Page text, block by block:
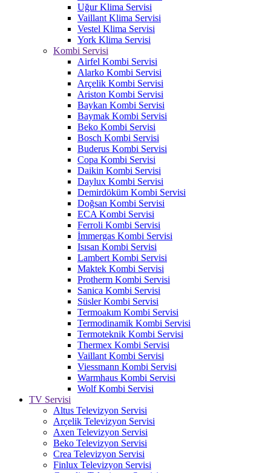
Uğur Klima Servisi
Vaillant Klima Servisi
Vestel Klima Servisi
York Klima Servisi
Kombi Servisi
Airfel Kombi Servisi
Alarko Kombi Servisi
Arçelik Kombi Servisi
Ariston Kombi Servisi
Baykan Kombi Servisi
Baymak Kombi Servisi
Beko Kombi Servisi
Bosch Kombi Servisi
Buderus Kombi Servisi
Copa Kombi Servisi
Daikin Kombi Servisi
Daylux Kombi Servisi
Demirdöküm Kombi Servisi
Doğsan Kombi Servisi
ECA Kombi Servisi
Ferroli Kombi Servisi
İmmergas Kombi Servisi
Isısan Kombi Servisi
Lambert Kombi Servisi
Maktek Kombi Servisi
Protherm Kombi Servisi
Sanica Kombi Servisi
Süsler Kombi Servisi
Termoakım Kombi Servisi
Termodinamik Kombi Servisi
Termoteknik Kombi Servisi
Thermex Kombi Servisi
Vaillant Kombi Servisi
Viessmann Kombi Servisi
Warmhaus Kombi Servisi
Wolf Kombi Servisi
TV Servisi
Altus Televizyon Servisi
Arçelik Televizyon Servisi
Axen Televizyon Servisi
Beko Televizyon Servisi
Crea Televizyon Servisi
Finlux Televizyon Servisi